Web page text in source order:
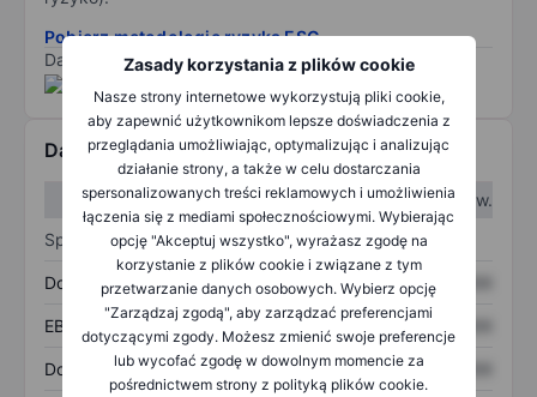
Zasady korzystania z plików cookie
Nasze strony internetowe wykorzystują pliki cookie,
aby zapewnić użytkownikom lepsze doświadczenia z
przeglądania umożliwiając, optymalizując i analizując
działanie strony, a także w celu dostarczania
spersonalizowanych treści reklamowych i umożliwienia
łączenia się z mediami społecznościowymi. Wybierając
opcję "Akceptuj wszystko", wyrażasz zgodę na
korzystanie z plików cookie i związane z tym
przetwarzanie danych osobowych. Wybierz opcję
"Zarządzaj zgodą", aby zarządzać preferencjami
dotyczącymi zgody. Możesz zmienić swoje preferencje
lub wycofać zgodę w dowolnym momencie za
pośrednictwem strony z polityką plików cookie.
Pobierz metodologię ryzyka ESG.
Dane dostarczone przez
/
Dane finansowe
W I kw.
W II kw.
Sprawozdanie z zysków
Dochód XXXXXXX XXXXXXX
EBITDA XXXXXXX
Dochód netto XXXXXXX XXXXXXX